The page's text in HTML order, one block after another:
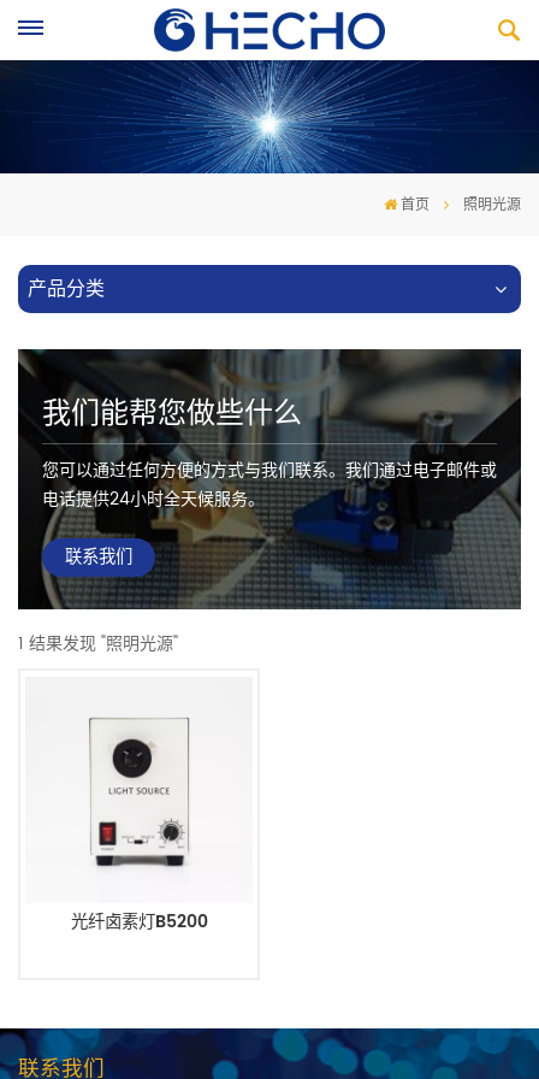
首页 照明光源
产品分类
我们能帮您做些什么
您可以通过任何方便的方式与我们联系。我们通过电子邮件或
电话提供24小时全天候服务。
联系我们
1 结果发现 "照明光源"
光纤卤素灯B5200
联系我们